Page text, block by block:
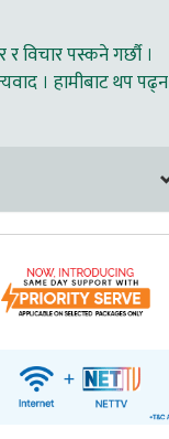
विचार पस्कने गर्छौ ।
। हामीबाट थप पढ्न